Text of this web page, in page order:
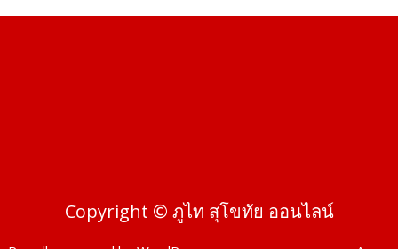
Copyright © ภูไท สุโขทัย ออนไลน์